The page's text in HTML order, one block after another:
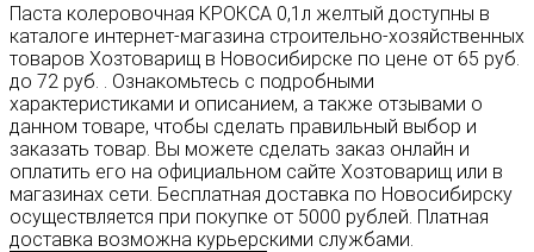
Паста колеровочная КРОКСА 0,1л желтый доступны в
каталоге интернет-магазина строительно-хозяйственных
товаров Хозтоварищ в Новосибирске по цене от 65 руб.
до 72 руб. . Ознакомьтесь с подробными
характеристиками и описанием, а также отзывами о
данном товаре, чтобы сделать правильный выбор и
заказать товар. Вы можете сделать заказ онлайн и
оплатить его на официальном сайте Хозтоварищ или в
магазинах сети. Бесплатная доставка по Новосибирску
осуществляется при покупке от 5000 рублей. Платная
доставка возможна курьерскими службами.